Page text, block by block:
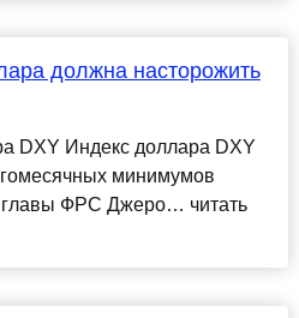
должна насторожить
DXY Индекс доллара DXY
минимумов
главы ФРС Джеро… читать